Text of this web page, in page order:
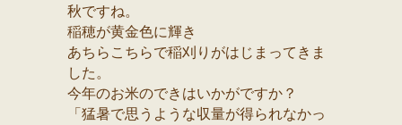
秋ですね。
稲穂が黄金色に輝き
あちらこちらで稲刈りがはじまってきま
した。
今年のお米のできはいかがですか？
「猛暑で思うような収量が得られなかっ